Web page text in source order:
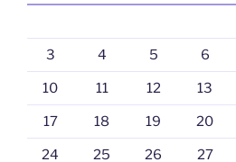
3 4 5 6
10 11 12 13
17 18 19 20
24 25 26 27